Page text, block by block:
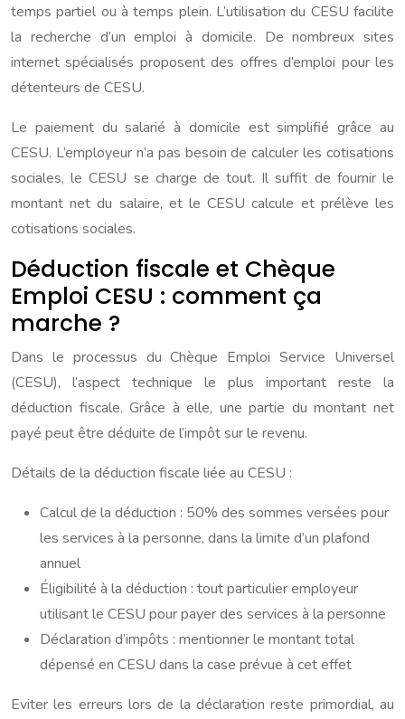
temps partiel ou à temps plein. L’utilisation du CESU facilite
la recherche d’un emploi à domicile. De nombreux sites
internet spécialisés proposent des offres d’emploi pour les
détenteurs de CESU.
Le paiement du salarié à domicile est simplifié grâce au
CESU. L’employeur n’a pas besoin de calculer les cotisations
sociales, le CESU se charge de tout. Il suffit de fournir le
montant net du salaire, et le CESU calcule et prélève les
cotisations sociales.
Déduction fiscale et Chèque
Emploi CESU : comment ça
marche ?
Dans le processus du Chèque Emploi Service Universel
(CESU), l’aspect technique le plus important reste la
déduction fiscale. Grâce à elle, une partie du montant net
payé peut être déduite de l’impôt sur le revenu.
Détails de la déduction fiscale liée au CESU :
Calcul de la déduction : 50% des sommes versées pour
les services à la personne, dans la limite d’un plafond
annuel
Éligibilité à la déduction : tout particulier employeur
utilisant le CESU pour payer des services à la personne
Déclaration d’impôts : mentionner le montant total
dépensé en CESU dans la case prévue à cet effet
Eviter les erreurs lors de la déclaration reste primordial, au